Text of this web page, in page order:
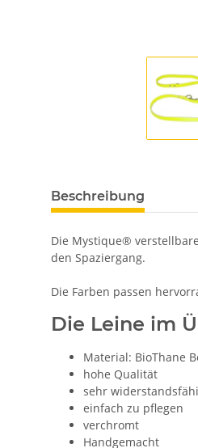
Beschreibung
Die Mystique®
den Spaziergang.
Die Farben passen
Die Leine im
Material: BioThane
hohe Qualität
sehr
einfach zu pflegen
verchromt
Handgemacht